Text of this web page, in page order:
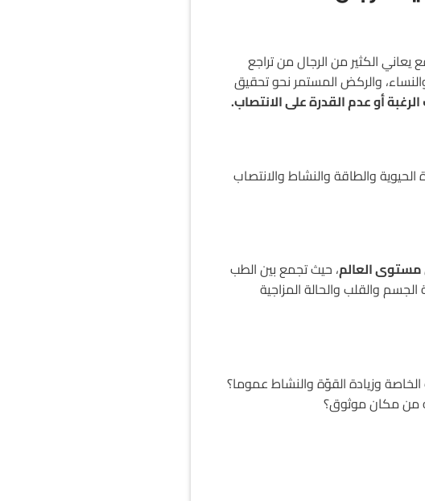
الكثير من الرجال من تراجع
والركض المستمر نحو تحقيق
أو عدم القدرة على الانتصاب.
والطاقة والنشاط والانتصاب
العالم، حيث تجمع بين الطب
والقلب والحالة المزاجية
وزيادة القوّة والنشاط عموما؟
من مكان موثوق؟